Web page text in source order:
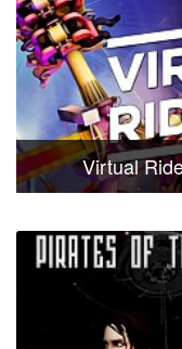
Virtual